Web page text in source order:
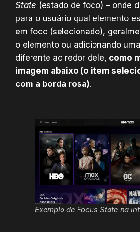
State (estado de foco) – onde
para o usuário qual elemento
em foco (selecionado),
o elemento ou adicionando
diferente ao redor dele, como
imagem abaixo (o item
com a borda rosa).
Exemplo de Focus State na